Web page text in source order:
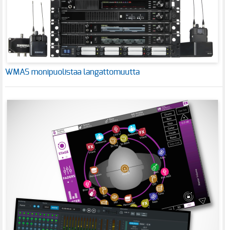
WMAS monipuolistaa langattomuutta